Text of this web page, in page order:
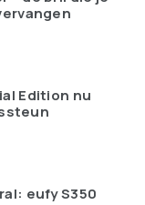
Edition nu
eufy S350